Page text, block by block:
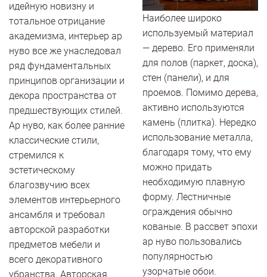
идейную новизну и
тотальное отрицание
академизма, интерьер ар
нуво все же унаследовал
ряд фундаментальных
принципов организации и
декора пространства от
предшествующих стилей.
Ар нуво, как более ранние
классические стили,
стремился к
эстетическому
благозвучию всех
элементов интерьерного
ансамбля и требовал
авторской разработки
предметов мебели и
всего декоративного
убранства. Авторская
Наиболее широко
используемый материал
— дерево. Его применяли
для полов (паркет, доска),
стен (панели), и для
проемов. Помимо дерева,
активно используются
камень (плитка). Нередко
использование металла,
благодаря тому, что ему
можно придать
необходимую плавную
форму. Лестничные
ограждения обычно
кованые. В рассвет эпохи
ар нуво пользовались
популярностью
узорчатые обои.